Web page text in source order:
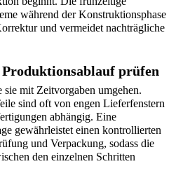
während der Konstruktionsphase
und vermeidet nachträgliche
prüfen
mit Zeitvorgaben umgehen.
sind oft von engen Lieferfenstern
abhängig. Eine
gewährleistet einen kontrollierten
und Verpackung, sodass die
den einzelnen Schritten